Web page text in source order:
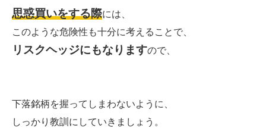
思惑買いをする際には、
このような危険性も十分に考えることで、
リスクヘッジにもなりますので、
下落銘柄を握ってしまわないように、
しっかり教訓にしていきましょう。